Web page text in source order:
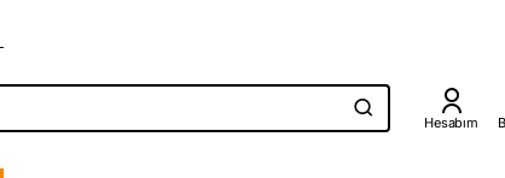
Hesabım